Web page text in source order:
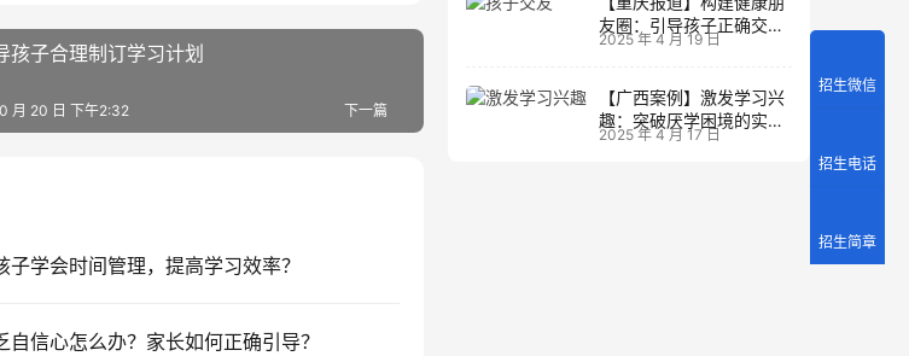
孩子合理制订学习计划
下一篇
月 20 日 下午2:32
子学会时间管理，提高学习效率？
自信心怎么办？家长如何正确引导？
友圈：引导孩子正确交友
的实践经验
2025 年 4 月 19 日
【广西案例】激发学习兴
趣：突破厌学困境的实战
经验
2025 年 4 月 17 日
招生微信
招生电话
招生简章